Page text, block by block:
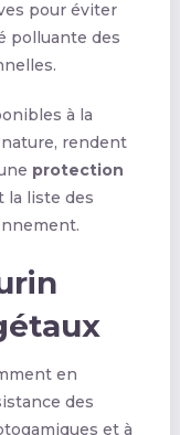
pour éviter
polluante des
à la
rendent
protection
la liste des
en
des
et à